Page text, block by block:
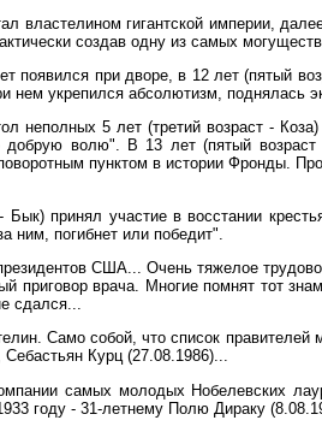
властелином гигантской империи,
создав одну из самых
появился при дворе, в 12 лет (пятый
укрепился абсолютизм, поднялась
неполных 5 лет (третий возраст -
волю". В 13 лет (пятый
пунктом в истории Фронды.
принял участие в восстании
ним, погибнет или победит".
США... Очень тяжелое
приговор врача. Многие помнят тот
сдался...
Само собой, что список
Курц (27.08.1986)...
самых молодых Нобелевских
году - 31-летнему Полю Дираку